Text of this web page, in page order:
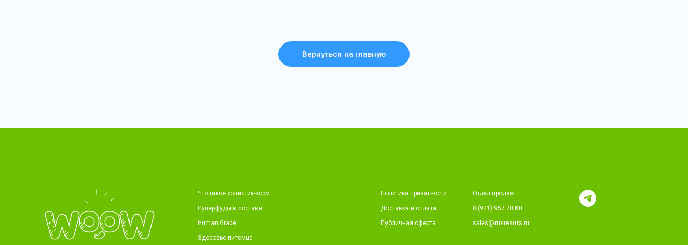
Вернуться на главную
Что такое холистик-корм
Суперфуды в составе
Human Grade
Здоровье питомца
Политика приватности
Доставка и оплата
Публичная оферта
Отдел продаж
8 (921) 957 70 80
sales@rusresurs.ru